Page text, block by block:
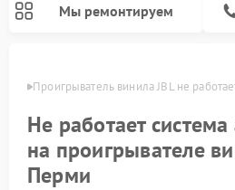
Мы ремонтируем
Проигрыватель винила JBL не
Не работает система
на проигрывателе
Перми